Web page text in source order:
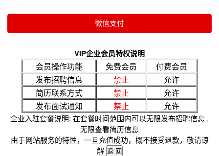
VIP企业会员特权说明
会员操作功能 免费会员
付费会员
发布招聘信息
禁止
允许
简历联系方式
禁止
允许
发布面试通知
禁止 允许
企业入驻套餐说明: 在套餐时间范围内可以无限发布招聘信息 ,
无限查看简历信息
由于网站服务的特性，一旦充值成功，概不接受退款，敬请谅
解